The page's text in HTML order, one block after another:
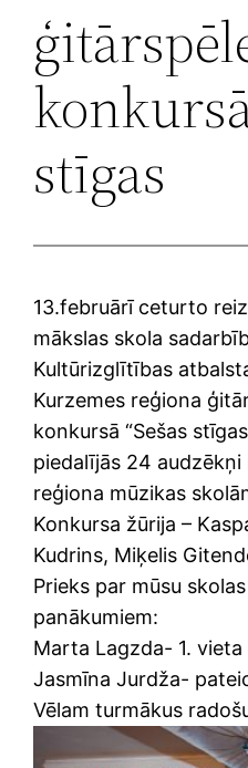
stīgas
13.februārī ceturto
mākslas skola
Kultūrizglītības
Kurzemes reģiona
konkursā “Sešas
piedalījās 24 audzēkņi
reģiona mūzikas
Konkursa žūrija –
Kudrins, Miķelis
Prieks par mūsu
panākumiem:
Marta Lagzda- 1. vieta
Jasmīna Jurdža-
Vēlam turmākus